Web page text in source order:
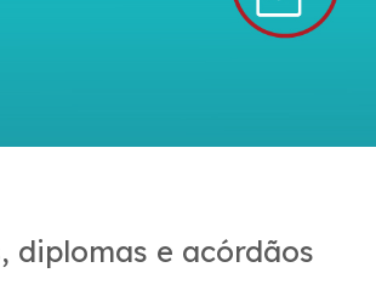
diplomas e acórdãos